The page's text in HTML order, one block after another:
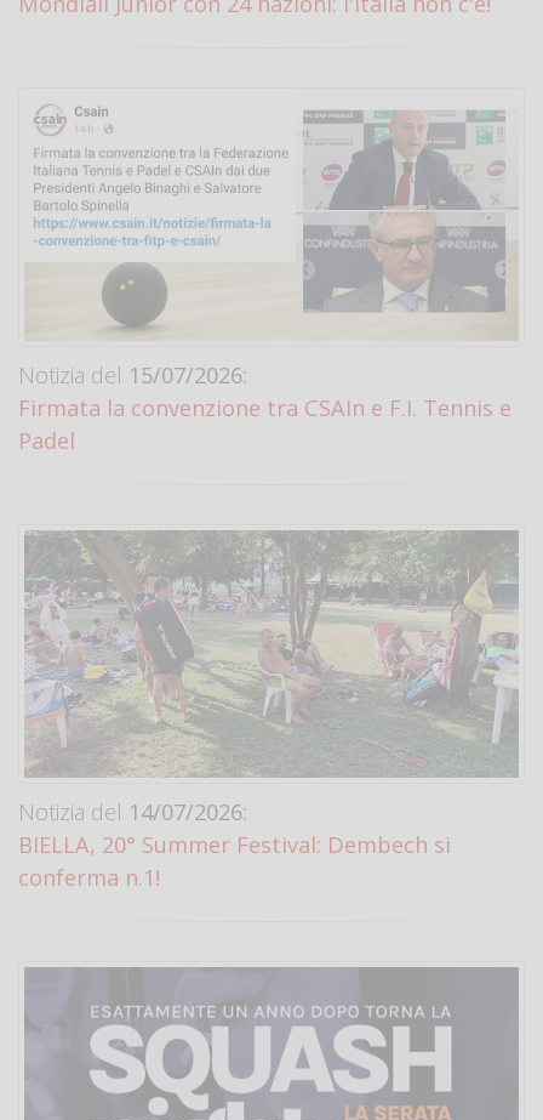
Notizia del 15/07/2026:
Firmata la convenzione tra CSAIn e F.I. Tennis e
Padel
Notizia del 14/07/2026:
BIELLA, 20° Summer Festival: Dembech si
conferma n.1!